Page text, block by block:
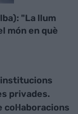
"La llum
món en què
privades.